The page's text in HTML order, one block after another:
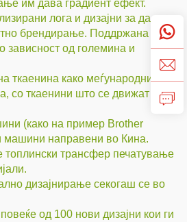
им дава градиент ефект.
лога и дизајни за да
брендирање. Поддржана е и
зависност од големина и
ткаенина како меѓународните
со ткаенини што се движат од
(како на пример Brother
машини направени во Кина.
трансфер печатување
дизајнирање секогаш се во
од 100 нови дизајни кои ги